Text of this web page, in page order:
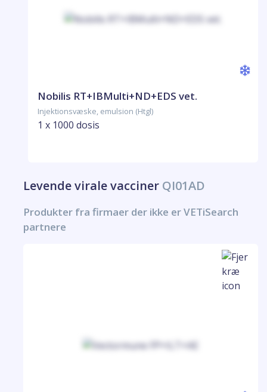
Nobilis RT+IBMulti+ND+EDS vet.
Injektionsvæske, emulsion (Htgl)
1 x 1000 dosis
Levende virale vacciner QI01AD
Produkter fra firmaer der ikke er VETiSearch
partnere